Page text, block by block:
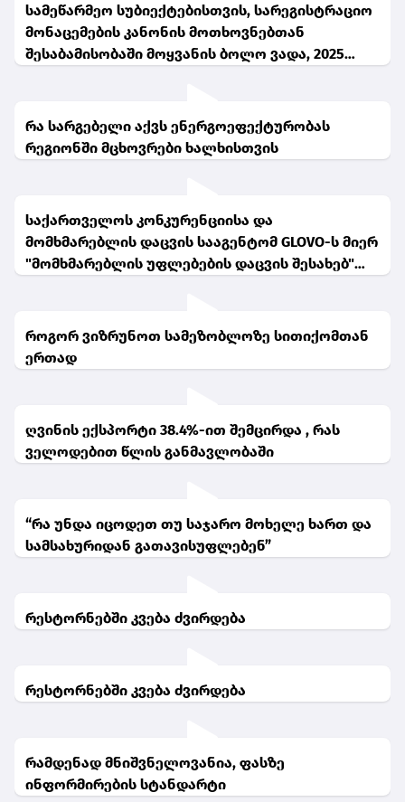
სამეწარმეო სუბიექტებისთვის, სარეგისტრაციო
მონაცემების კანონის მოთხოვნებთან
შესაბამისობაში მოყვანის ბოლო ვადა, 2025
რა სარგებელი აქვს ენერგოეფექტურობას
რეგიონში მცხოვრები ხალხისთვის
საქართველოს კონკურენციისა და
მომხმარებლის დაცვის სააგენტომ GLOVO-ს მიერ
"მომხმარებლის უფლებების დაცვის შესახებ"
როგორ ვიზრუნოთ სამეზობლოზე სითიქომთან
ერთად
ღვინის ექსპორტი 38.4%-ით შემცირდა , რას
ველოდებით წლის განმავლობაში
“რა უნდა იცოდეთ თუ საჯარო მოხელე ხართ და
სამსახურიდან გათავისუფლებენ”
რესტორნებში კვება ძვირდება
რესტორნებში კვება ძვირდება
რამდენად მნიშვნელოვანია, ფასზე
ინფორმირების სტანდარტი